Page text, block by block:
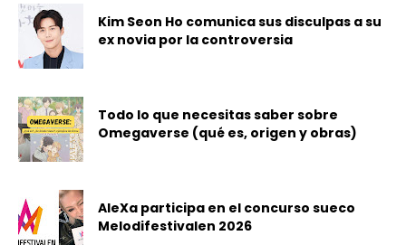
Kim Seon Ho comunica sus disculpas a su
ex novia por la controversia
Todo lo que necesitas saber sobre
Omegaverse (qué es, origen y obras)
AleXa participa en el concurso sueco
Melodifestivalen 2026